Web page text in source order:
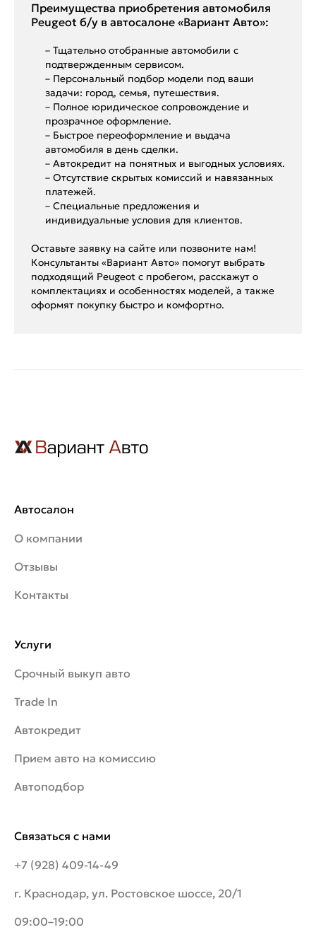
Преимущества приобретения автомобиля
Peugeot б/у в автосалоне «Вариант Авто»:
– Тщательно отобранные автомобили с
подтвержденным сервисом.
– Персональный подбор модели под ваши
задачи: город, семья, путешествия.
– Полное юридическое сопровождение и
прозрачное оформление.
– Быстрое переоформление и выдача
автомобиля в день сделки.
– Автокредит на понятных и выгодных условиях.
– Отсутствие скрытых комиссий и навязанных
платежей.
– Специальные предложения и
индивидуальные условия для клиентов.
Оставьте заявку на сайте или позвоните нам!
Консультанты «Вариант Авто» помогут выбрать
подходящий Peugeot с пробегом, расскажут о
комплектациях и особенностях моделей, а также
оформят покупку быстро и комфортно.
Автосалон
О компании
Отзывы
Контакты
Связаться с нами
+7 (928) 409-14-49
г. Краснодар, ул. Ростовское шоссе, 20/1
09:00–19:00
Услуги
Срочный выкуп авто
Trade In
Автокредит
Прием авто на комиссию
Автоподбор